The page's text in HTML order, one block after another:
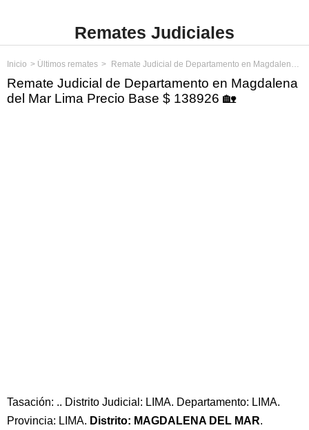
Remates Judiciales
Inicio Últimos remates Remate Judicial de Departamento en Magdalena del Mar Lima Precio Base $ 138926
Remate Judicial de Departamento en Magdalena
del Mar Lima Precio Base $ 138926 🏡
Tasación: .. Distrito Judicial: LIMA. Departamento: LIMA.
Provincia: LIMA. Distrito: MAGDALENA DEL MAR.